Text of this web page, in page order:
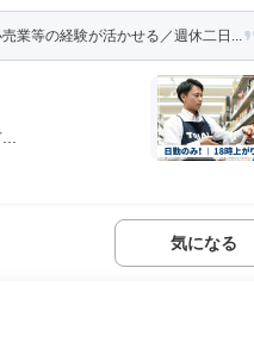
業等の経験が活かせる／週休二日...
気になる